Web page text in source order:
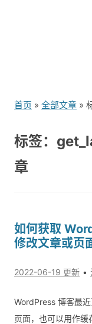
首页 » 全部文章 »
标签：
章
如何获取
修改文章或页
2022-06-19 更新
WordPress 博客最
页面，也可以用作